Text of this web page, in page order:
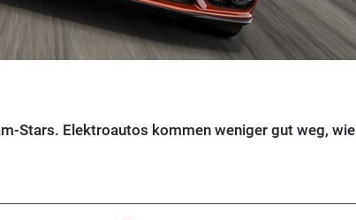
Stars. Elektroautos kommen weniger gut weg, wie